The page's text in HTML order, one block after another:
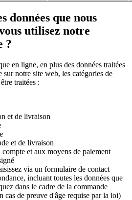
données que nous
utilisez notre
?
en ligne, en plus des données traitées
sur notre site web, les catégories de
traitées :
et de livraison
et de livraison
et aux moyens de paiement
via un formulaire de contact
incluant toutes les données que
dans le cadre de la commande
cas de preuve d'âge requise par la loi)